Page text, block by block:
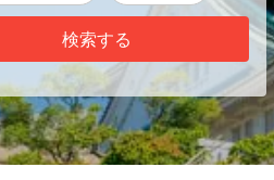
検索する